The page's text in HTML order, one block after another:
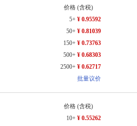
价格 (含税)
5+ ¥ 0.95592
50+ ¥ 0.81039
150+ ¥ 0.73763
500+ ¥ 0.68303
2500+ ¥ 0.62717
批量议价
价格 (含税)
10+ ¥ 0.55262